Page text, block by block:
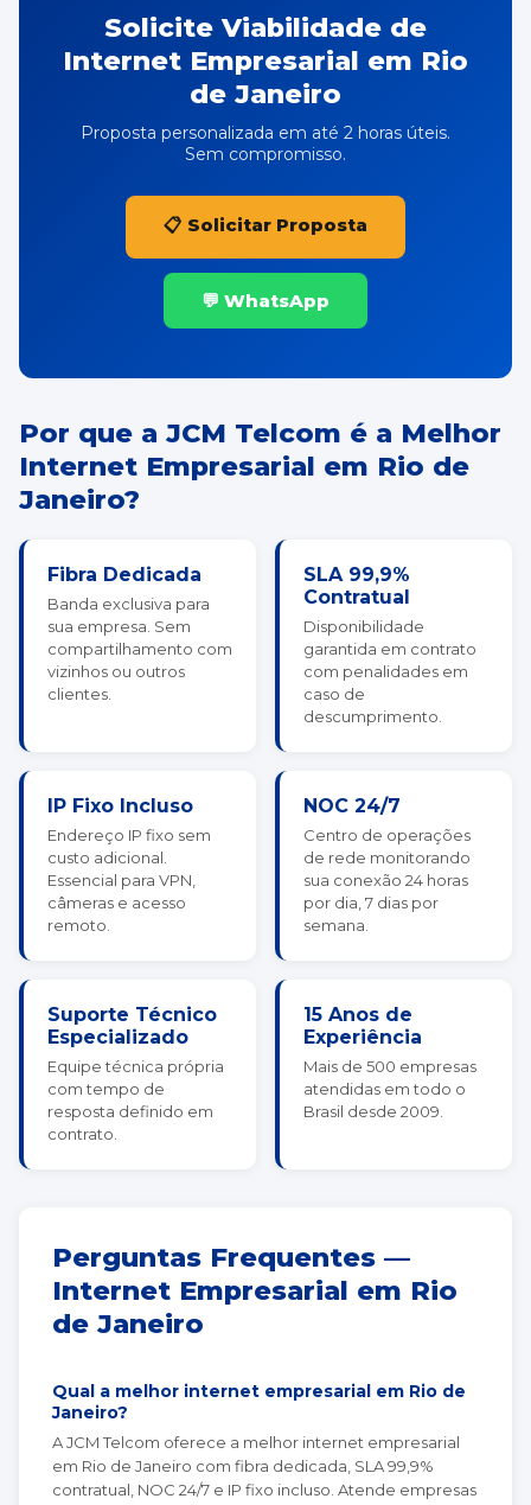
Solicite Viabilidade de
Internet Empresarial em Rio
de Janeiro
Proposta personalizada em até 2 horas úteis.
Sem compromisso.
📋 Solicitar Proposta
💬 WhatsApp
Por que a JCM Telcom é a Melhor
Internet Empresarial em Rio de
Janeiro?
Fibra Dedicada
Banda exclusiva para
sua empresa. Sem
compartilhamento com
vizinhos ou outros
clientes.
SLA 99,9%
Contratual
Disponibilidade
garantida em contrato
com penalidades em
caso de
descumprimento.
IP Fixo Incluso
Endereço IP fixo sem
custo adicional.
Essencial para VPN,
câmeras e acesso
remoto.
NOC 24/7
Centro de operações
de rede monitorando
sua conexão 24 horas
por dia, 7 dias por
semana.
Suporte Técnico
Especializado
Equipe técnica própria
com tempo de
resposta definido em
contrato.
15 Anos de
Experiência
Mais de 500 empresas
atendidas em todo o
Brasil desde 2009.
Perguntas Frequentes —
Internet Empresarial em Rio
de Janeiro
Qual a melhor internet empresarial em Rio de
Janeiro?
A JCM Telcom oferece a melhor internet empresarial
em Rio de Janeiro com fibra dedicada, SLA 99,9%
contratual, NOC 24/7 e IP fixo incluso. Atende empresas